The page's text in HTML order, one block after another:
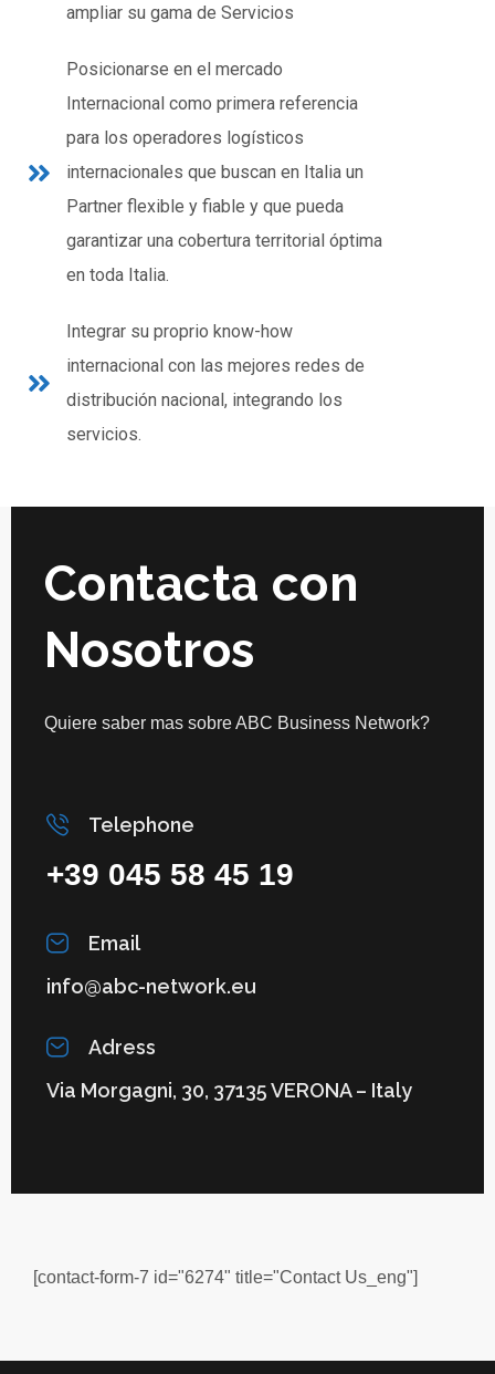
ampliar su gama de Servicios
Posicionarse en el mercado
Internacional como primera referencia
para los operadores logísticos
internacionales que buscan en Italia un
Partner flexible y fiable y que pueda
garantizar una cobertura territorial óptima
en toda Italia.
Integrar su proprio know-how
internacional con las mejores redes de
distribución nacional, integrando los
servicios.
Contacta con
Nosotros
Quiere saber mas sobre ABC Business Network?
Telephone
+39 045 58 45 19
Email
info@abc-network.eu
Adress
Via Morgagni, 30, 37135 VERONA – Italy
[contact-form-7 id="6274" title="Contact Us_eng"]